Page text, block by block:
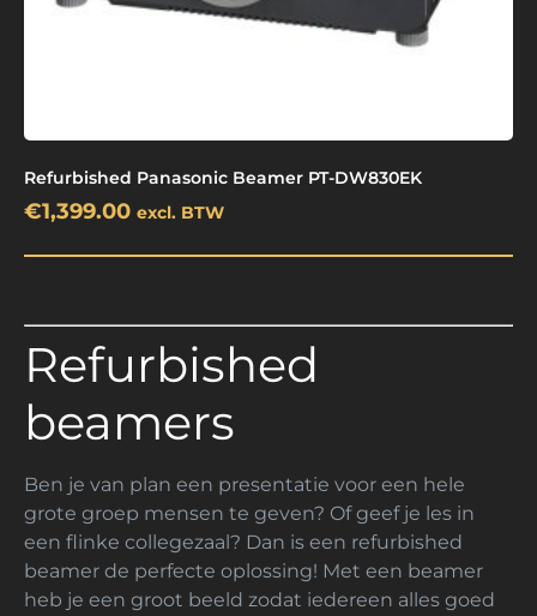
Refurbished Panasonic Beamer PT-DW830EK
€1,399.00 excl. BTW
Refurbished
beamers
Ben je van plan een presentatie voor een hele
grote groep mensen te geven? Of geef je les in
een flinke collegezaal? Dan is een refurbished
beamer de perfecte oplossing! Met een beamer
heb je een groot beeld zodat iedereen alles goed